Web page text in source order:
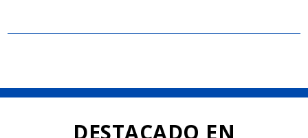
e
o
k
n
at
p
d t
DESTACADO EN